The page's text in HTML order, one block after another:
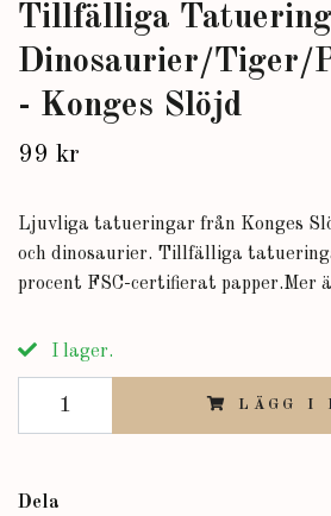
Tillfälliga
Dinosaurier/Tiger/
- Konges Slöjd
99 kr
Ljuvliga tatueringar från Konges
och dinosaurier. Tillfälliga
procent FSC-certifierat papper.Mer
I lager.
LÄGG I
Dela